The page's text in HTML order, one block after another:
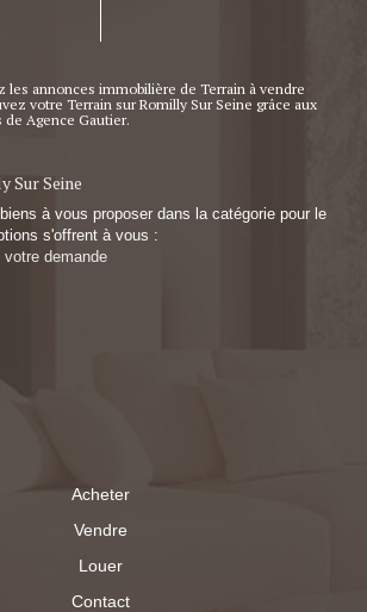
les annonces immobilière de Terrain à vendre
votre Terrain sur Romilly Sur Seine grâce aux
Agence Gautier.
Sur Seine
à vous proposer dans la catégorie pour le
s'offrent à vous :
demande
Acheter
Vendre
Louer
Contact